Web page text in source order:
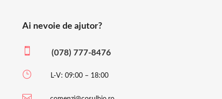
Ai nevoie de ajutor?
 (078) 777-8476
} L-V: 09:00 – 18:00
